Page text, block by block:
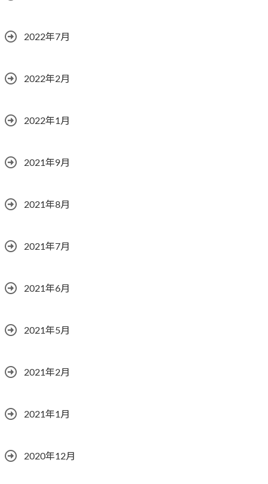
2022年7月
2022年2月
2022年1月
2021年9月
2021年8月
2021年7月
2021年6月
2021年5月
2021年2月
2021年1月
2020年12月